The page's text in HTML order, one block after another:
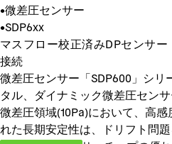
•微差圧センサー
•SDP6xx
マスフロー校正済みDPセンサ
接続
微差圧センサー「SDP600」シリ
タル、ダイナミック微差圧セン
微差圧領域(10Pa)において、高
れた長期安定性は、ドリフト問